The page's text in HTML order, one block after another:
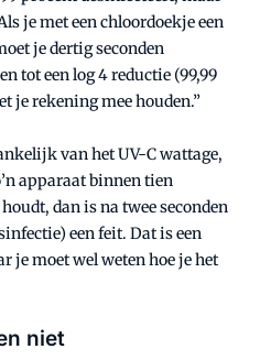
je met een chloordoekje een
je dertig seconden
tot een log 4 reductie (99,99
je rekening mee houden.”
van het UV-C wattage,
apparaat binnen tien
dan is na twee seconden
een feit. Dat is een
je moet wel weten hoe je het
niet